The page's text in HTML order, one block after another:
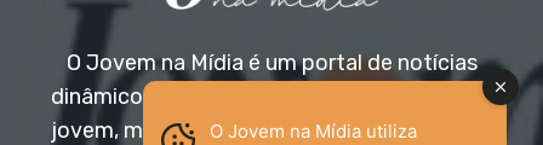
O Jovem na Mídia é um portal de notícias
dinâmico e acessível, voltado para o público
jovem, mas aberto a todas as idades. Nossa
O Jovem na Mídia utiliza